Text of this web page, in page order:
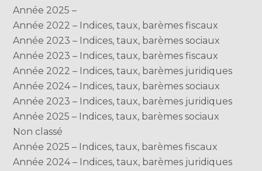
Année 2025 –
Année 2022 – Indices, taux, barèmes fiscaux
Année 2023 – Indices, taux, barèmes sociaux
Année 2023 – Indices, taux, barèmes fiscaux
Année 2022 – Indices, taux, barèmes juridiques
Année 2024 – Indices, taux, barèmes sociaux
Année 2023 – Indices, taux, barèmes juridiques
Année 2025 – Indices, taux, barèmes sociaux
Non classé
Année 2025 – Indices, taux, barèmes fiscaux
Année 2024 – Indices, taux, barèmes juridiques